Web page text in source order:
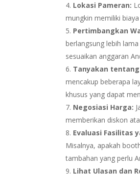
Lokasi Pameran:
mungkin memiliki
Pertimbangkan
berlangsung lebih
sesuaikan anggaran
Tanyakan
mencakup beberapa
khusus yang dapat
Negosiasi Harga:
memberikan diskon
Evaluasi Fasilitas
Misalnya, apakah
tambahan yang perlu
Lihat Ulasan dan